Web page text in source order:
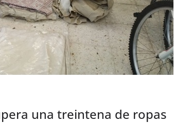
una treintena de ropas